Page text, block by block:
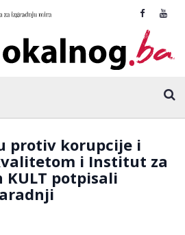
protiv korupcije i
i Institut za
potpisali